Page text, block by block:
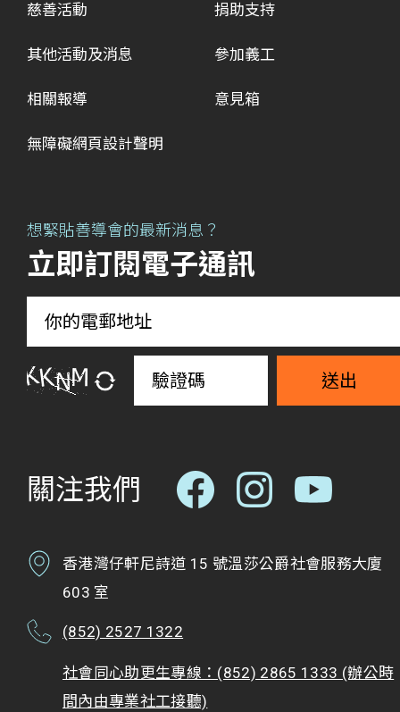
慈善活動
其他活動及消息
相關報導
捐助支持
參加義工
意見箱
無障礙網頁設計聲明
想緊貼善導會的最新消息？
立即訂閱電子通訊
送出
關注我們
香港灣仔軒尼詩道 15 號溫莎公爵社會服務大廈
603 室
(852) 2527 1322
社會同心助更生專線：(852) 2865 1333 (辦公時
間內由專業社工接聽)